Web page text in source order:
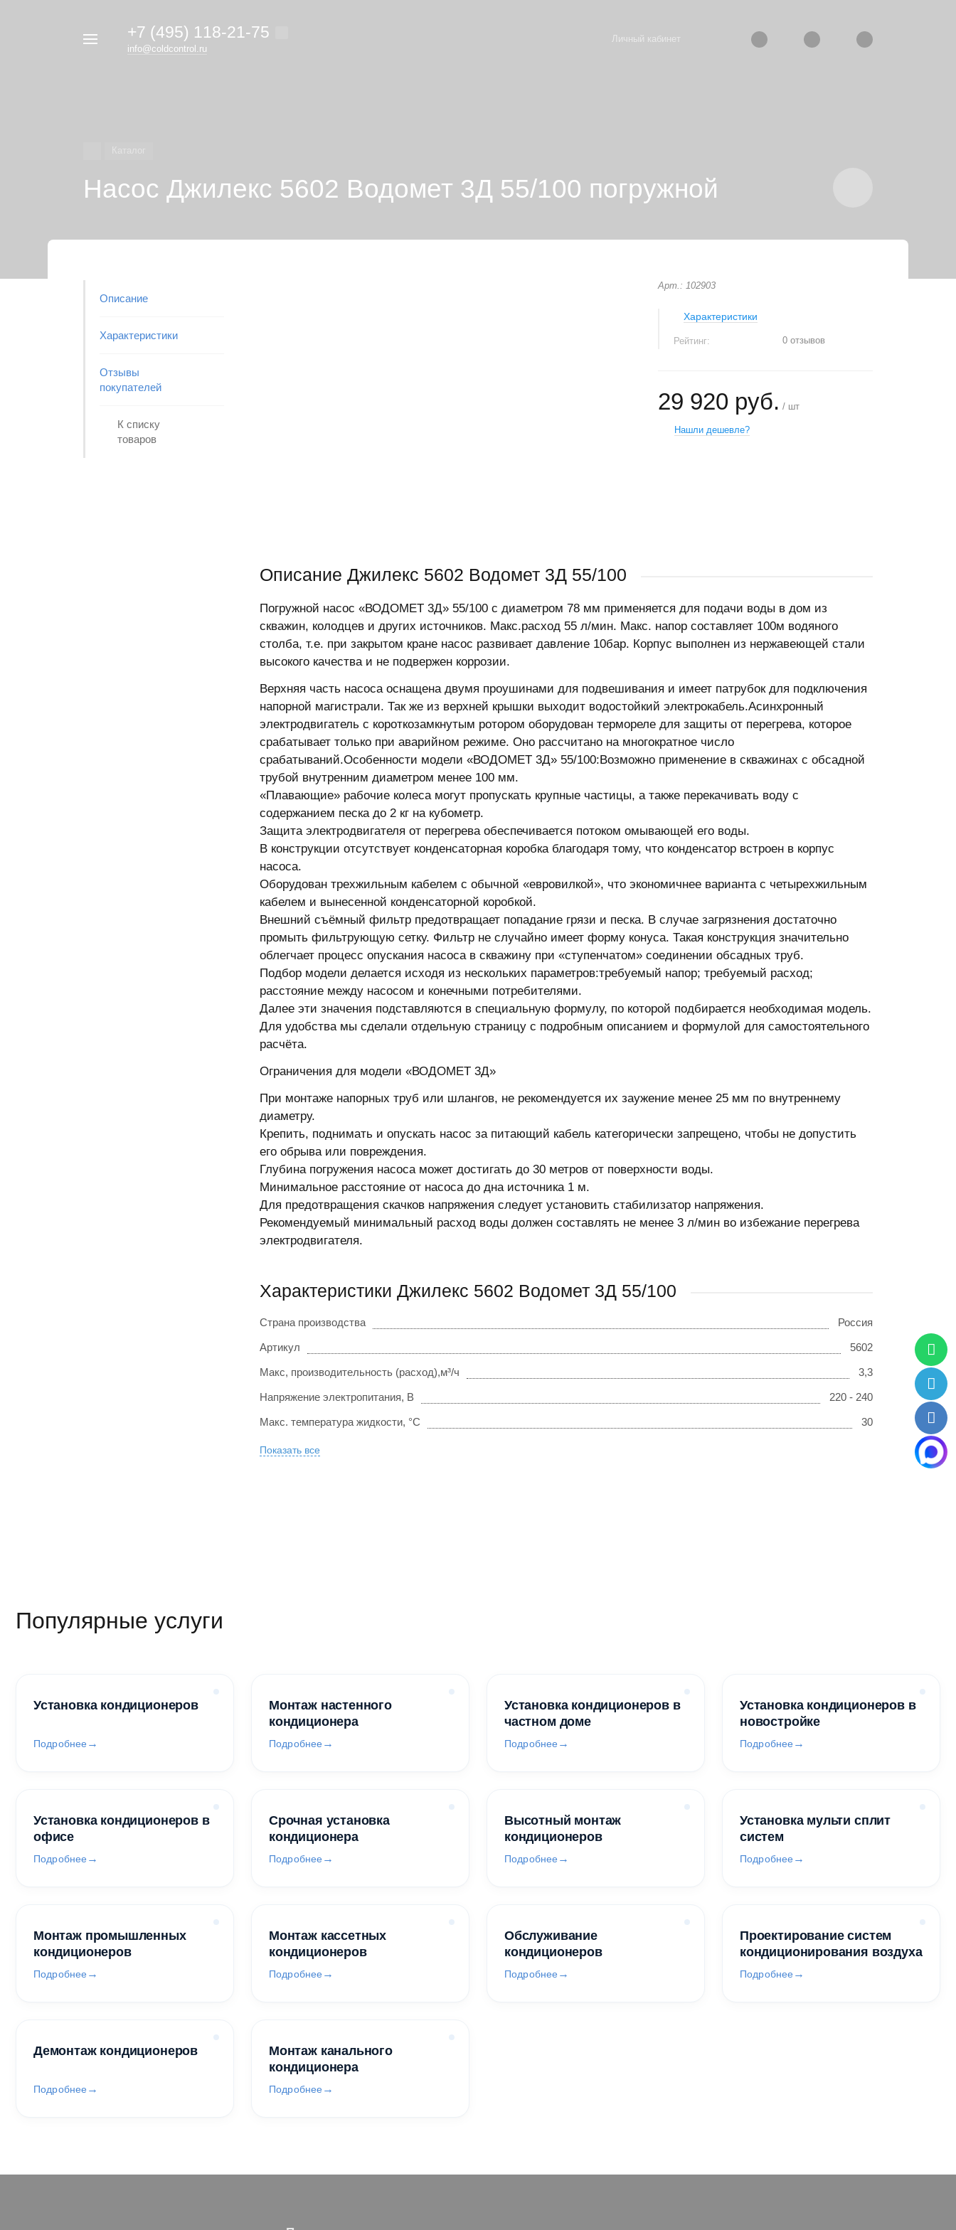
+7 (495) 118-21-75
info@coldcontrol.ru
Личный кабинет
Насос Джилекс 5602 Водомет 3Д 55/100 погружной
Описание
Характеристики
Отзывы
покупателей
К списку
товаров
Арт.: 102903
Характеристики
Рейтинг: 0 отзывов
29 920 руб. / шт
Нашли дешевле?
Описание Джилекс 5602 Водомет 3Д 55/100
Погружной насос «ВОДОМЕТ 3Д» 55/100 с диаметром 78 мм применяется для подачи воды в дом из
скважин, колодцев и других источников. Макс.расход 55 л/мин. Макс. напор составляет 100м водяного
столба, т.е. при закрытом кране насос развивает давление 10бар. Корпус выполнен из нержавеющей стали
высокого качества и не подвержен коррозии.
Верхняя часть насоса оснащена двумя проушинами для подвешивания и имеет патрубок для подключения
напорной магистрали. Так же из верхней крышки выходит водостойкий электрокабель.Асинхронный
электродвигатель с короткозамкнутым ротором оборудован термореле для защиты от перегрева, которое
срабатывает только при аварийном режиме. Оно рассчитано на многократное число
срабатываний.Особенности модели «ВОДОМЕТ 3Д» 55/100:Возможно применение в скважинах с обсадной
трубой внутренним диаметром менее 100 мм.
«Плавающие» рабочие колеса могут пропускать крупные частицы, а также перекачивать воду с
содержанием песка до 2 кг на кубометр.
Защита электродвигателя от перегрева обеспечивается потоком омывающей его воды.
В конструкции отсутствует конденсаторная коробка благодаря тому, что конденсатор встроен в корпус
насоса.
Оборудован трехжильным кабелем с обычной «евровилкой», что экономичнее варианта с четырехжильным
кабелем и вынесенной конденсаторной коробкой.
Внешний съёмный фильтр предотвращает попадание грязи и песка. В случае загрязнения достаточно
промыть фильтрующую сетку. Фильтр не случайно имеет форму конуса. Такая конструкция значительно
облегчает процесс опускания насоса в скважину при «ступенчатом» соединении обсадных труб.
Подбор модели делается исходя из нескольких параметров:требуемый напор; требуемый расход;
расстояние между насосом и конечными потребителями.
Далее эти значения подставляются в специальную формулу, по которой подбирается необходимая модель.
Для удобства мы сделали отдельную страницу с подробным описанием и формулой для самостоятельного
расчёта.
Ограничения для модели «ВОДОМЕТ 3Д»
При монтаже напорных труб или шлангов, не рекомендуется их заужение менее 25 мм по внутреннему
диаметру.
Крепить, поднимать и опускать насос за питающий кабель категорически запрещено, чтобы не допустить
его обрыва или повреждения.
Глубина погружения насоса может достигать до 30 метров от поверхности воды.
Минимальное расстояние от насоса до дна источника 1 м.
Для предотвращения скачков напряжения следует установить стабилизатор напряжения.
Рекомендуемый минимальный расход воды должен составлять не менее 3 л/мин во избежание перегрева
электродвигателя.
Характеристики Джилекс 5602 Водомет 3Д 55/100
Страна производства Россия
Артикул 5602
Макс, производительность (расход),м³/ч 3,3
Напряжение электропитания, В 220 - 240
Макс. температура жидкости, °С 30
Показать все
Популярные услуги
Установка кондиционеров
Подробнее
Монтаж настенного
кондиционера
Подробнее
Установка кондиционеров в
частном доме
Подробнее
Установка кондиционеров в
новостройке
Подробнее
Установка кондиционеров в
офисе
Подробнее
Срочная установка
кондиционера
Подробнее
Высотный монтаж
кондиционеров
Подробнее
Установка мульти сплит
систем
Подробнее
Монтаж промышленных
кондиционеров
Подробнее
Монтаж кассетных
кондиционеров
Подробнее
Обслуживание
кондиционеров
Подробнее
Проектирование систем
кондиционирования воздуха
Подробнее
Демонтаж кондиционеров
Подробнее
Монтаж канального
кондиционера
Подробнее